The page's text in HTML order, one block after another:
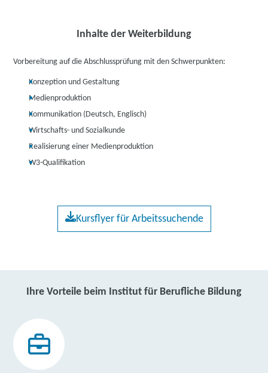
Inhalte der Weiterbildung
Vorbereitung auf die Abschlussprüfung mit den Schwerpunkten:
Konzeption und Gestaltung
Medienproduktion
Kommunikation (Deutsch, Englisch)
Wirtschafts- und Sozialkunde
Realisierung einer Medienproduktion
W3-Qualifikation
Kursflyer für Arbeitssuchende
Ihre Vorteile beim Institut für Berufliche Bildung